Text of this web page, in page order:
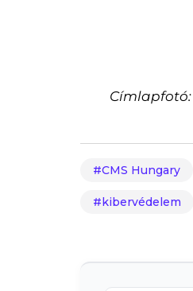
Címlapfotó:
CMS Hungary
kibervédelem